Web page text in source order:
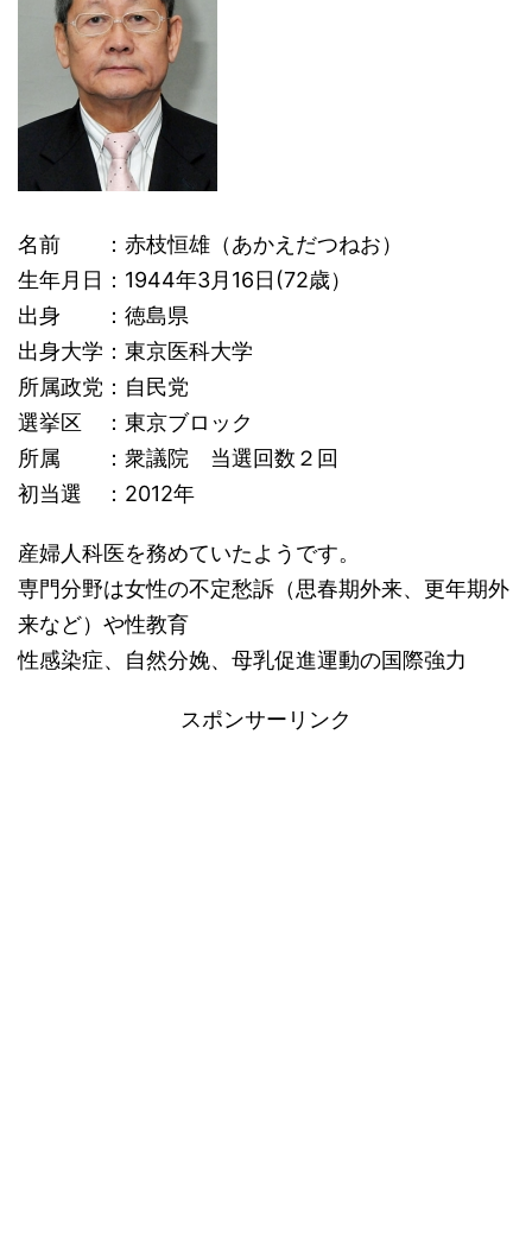
名前 ：赤枝恒雄（あかえだつねお）
生年月日：1944年3月16日(72歳）
出身 ：徳島県
出身大学：東京医科大学
所属政党：自民党
選挙区 ：東京ブロック
所属 ：衆議院 当選回数２回
初当選 ：2012年
産婦人科医を務めていたようです。
専門分野は女性の不定愁訴（思春期外来、更年期外
来など）や性教育
性感染症、自然分娩、母乳促進運動の国際強力
スポンサーリンク